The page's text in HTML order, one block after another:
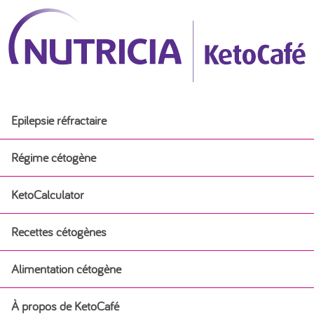
Epilepsie réfractaire
Régime cétogène
Régime cétogène
Débuter un régime cétogène médical
Régime cétogène pour l’épilepsie chez les nourrissons
KetoCalculator
Recettes cétogènes
Recettes cétogènes
Alimentation cétogène
Alimentation cétogène
À propos de KetoCafé